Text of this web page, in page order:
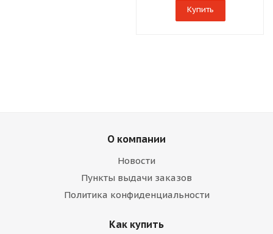
Купить
О компании
Новости
Пункты выдачи заказов
Политика конфиденциальности
Как купить